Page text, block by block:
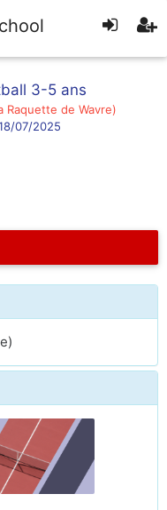
3-5 ans
Raquette de Wavre)
07/2025